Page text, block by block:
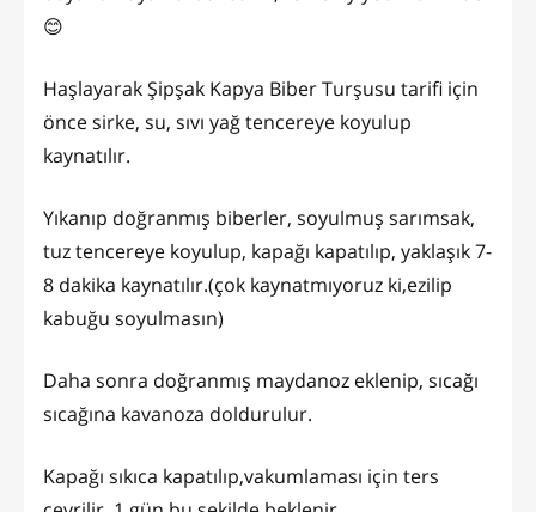
😊
Haşlayarak Şipşak Kapya Biber Turşusu tarifi için
önce sirke, su, sıvı yağ tencereye koyulup
kaynatılır.
Yıkanıp doğranmış biberler, soyulmuş sarımsak,
tuz tencereye koyulup, kapağı kapatılıp, yaklaşık 7-
8 dakika kaynatılır.(çok kaynatmıyoruz ki,ezilip
kabuğu soyulmasın)
Daha sonra doğranmış maydanoz eklenip, sıcağı
sıcağına kavanoza doldurulur.
Kapağı sıkıca kapatılıp,vakumlaması için ters